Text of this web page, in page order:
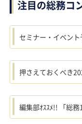
注目の総務コ
セミナー・イベン
押さえておくべき
編集部ｵｽｽﾒ!! 「総